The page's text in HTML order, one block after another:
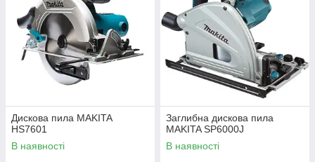
Дискова пила MAKITA
HS7601
В наявності
Заглибна дискова пила
MAKITA SP6000J
В наявності